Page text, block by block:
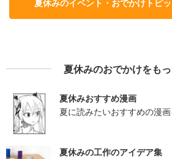
夏休みのイベント・おでかけトピ
夏休みのおでかけをも
夏休みおすすめ漫画
夏に読みたいおすすめの漫
夏休みの工作のアイデア集